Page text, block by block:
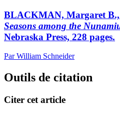
BLACKMAN, Margaret B.,
Seasons among the
Nebraska Press, 228 pages.
Par William Schneider
Outils de citation
Citer cet article